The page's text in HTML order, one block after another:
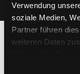
Verwendung
soziale Medien,
Partner führen
weiteren Daten